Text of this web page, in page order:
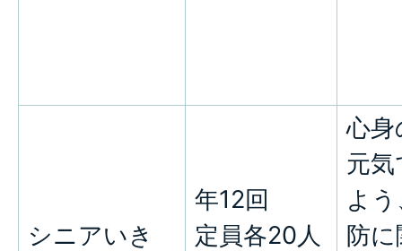
シニアいき
年12回
定員各20人
心身
元
よ
防